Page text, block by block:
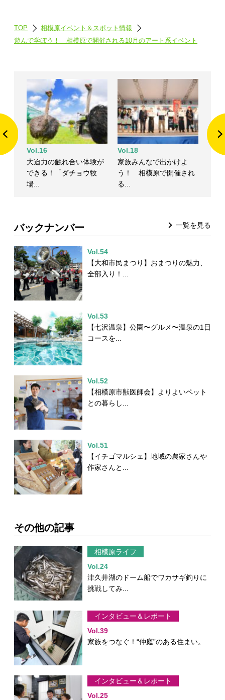
TOP
相模原イベント＆スポット情報
遊んで学ぼう！ 相模原で開催される10月のアート系イベント
Vol.16
大迫力の触れ合い体験が
できる！「ダチョウ牧
場...
Vol.18
家族みんなで出かけよ
う！ 相模原で開催され
る...
一覧を見る
バックナンバー
Vol.54
【大和市民まつり】おまつりの魅力、
全部入り！...
Vol.53
【七沢温泉】公園〜グルメ〜温泉の1日
コースを...
Vol.52
【相模原市獣医師会】よりよいペット
との暮らし...
Vol.51
【イチゴマルシェ】地域の農家さんや
作家さんと...
その他の記事
相模原ライフ
Vol.24
津久井湖のドーム船でワカサギ釣りに
挑戦してみ...
インタビュー＆レポート
Vol.39
家族をつなぐ！“仲庭”のある住まい。
インタビュー＆レポート
Vol.25